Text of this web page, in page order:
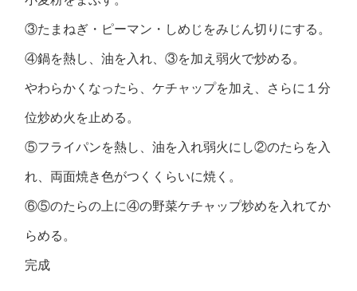
③たまねぎ・ピーマン・しめじをみじん切りにする。
④鍋を熱し、油を入れ、③を加え弱火で炒める。
やわらかくなったら、ケチャップを加え、さらに１分
位炒め火を止める。
⑤フライパンを熱し、油を入れ弱火にし②のたらを入
れ、両面焼き色がつくくらいに焼く。
⑥⑤のたらの上に④の野菜ケチャップ炒めを入れてか
らめる。
完成